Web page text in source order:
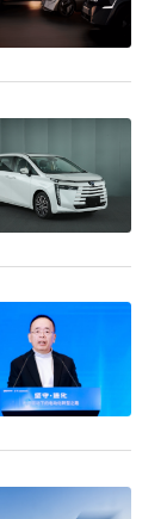
品提前4周
力客户达成
轴承开发经
造环节，
实现其全
蓄势待发斯
结合百年轴
力，以交付